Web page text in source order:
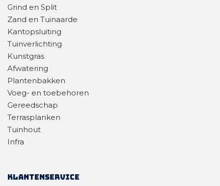
Grind en Split
Zand en Tuinaarde
Kantopsluiting
Tuinverlichting
Kunstgras
Afwatering
Plantenbakken
Voeg- en toebehoren
Gereedschap
Terrasplanken
Tuinhout
Infra
Klantenservice